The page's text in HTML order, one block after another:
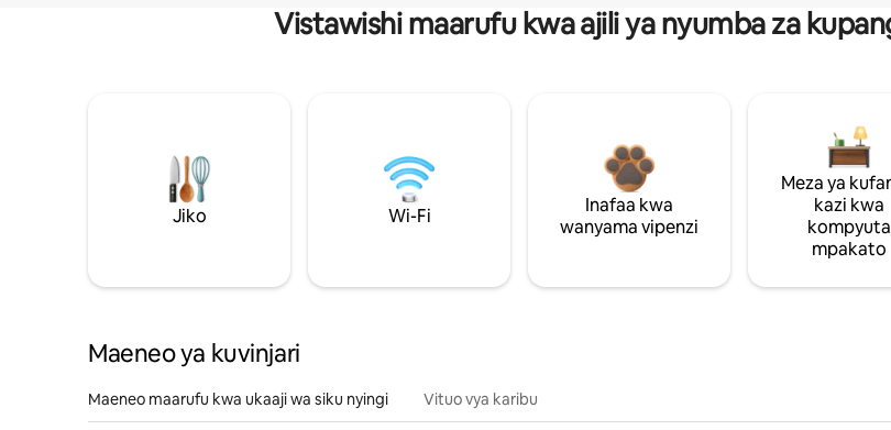
Vistawishi maarufu kwa ajili ya nyumba za
Jiko Wi-Fi
Inafaa kwa
wanyama vipenzi
Meza ya
kazi kwa
kompyuta
mpakato
Maeneo ya kuvinjari
Maeneo maarufu kwa ukaaji wa siku nyingi Vituo vya karibu